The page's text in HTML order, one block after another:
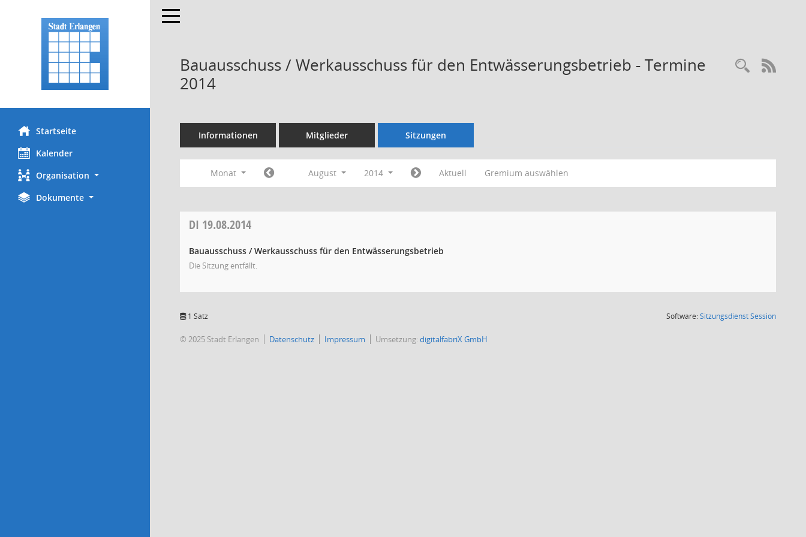
Startseite
Kalender
Organisation
Dokumente
Toggle navigation
Bauausschuss / Werkausschuss für den Entwässerungsbetrieb - Termine
2014
Informationen Mitglieder Sitzungen
Monat August 2014 Aktuell Gremium auswählen
DI 19.08.2014
Bauausschuss / Werkausschuss für den Entwässerungsbetrieb
Die Sitzung entfällt.
1 Satz Software:SitzungsdienstSession(Wird in
© 2025 Stadt Erlangen Datenschutz Impressum Umsetzung:digitalfabriX GmbH